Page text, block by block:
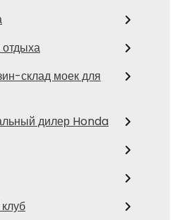
склад моек для
дилер Honda